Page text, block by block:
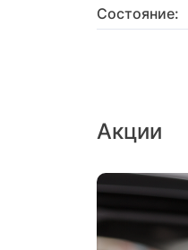
Состояние:
Акции